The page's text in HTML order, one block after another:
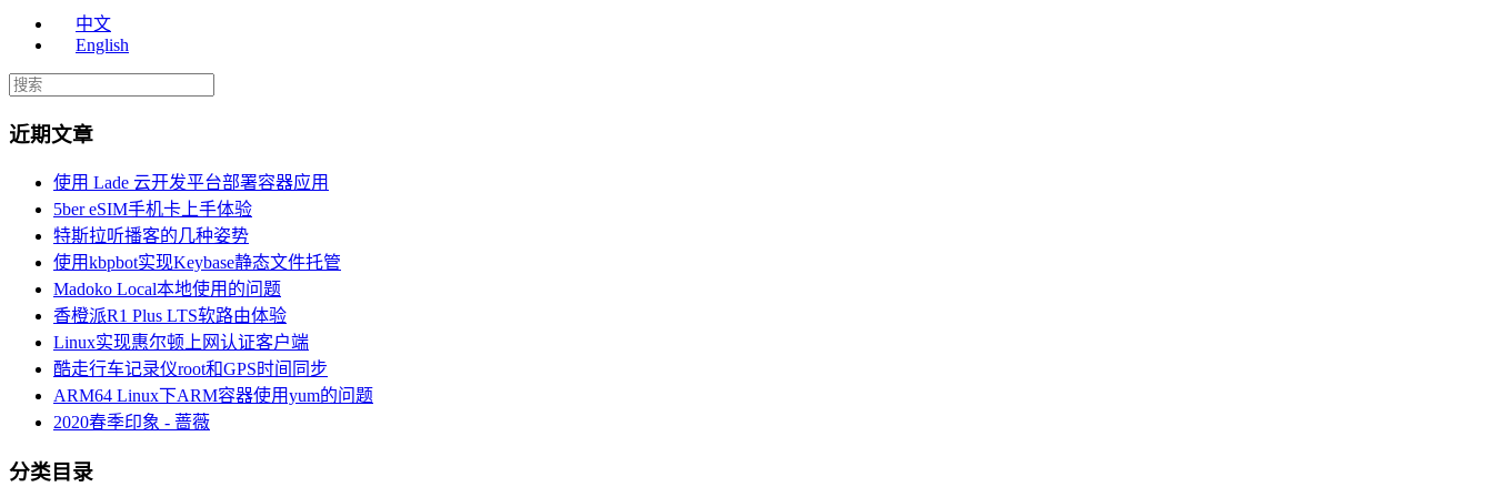
中文
English
近期文章
使用 Lade 云开发平台部署容器应用
5ber eSIM手机卡上手体验
特斯拉听播客的几种姿势
使用kbpbot实现Keybase静态文件托管
Madoko Local本地使用的问题
香橙派R1 Plus LTS软路由体验
Linux实现惠尔顿上网认证客户端
酷走行车记录仪root和GPS时间同步
ARM64 Linux下ARM容器使用yum的问题
2020春季印象 - 蔷薇
分类目录